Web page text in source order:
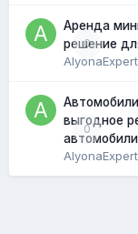
0
Аренда
решение
AlyonaExpert
0
выгодное
AlyonaExpert